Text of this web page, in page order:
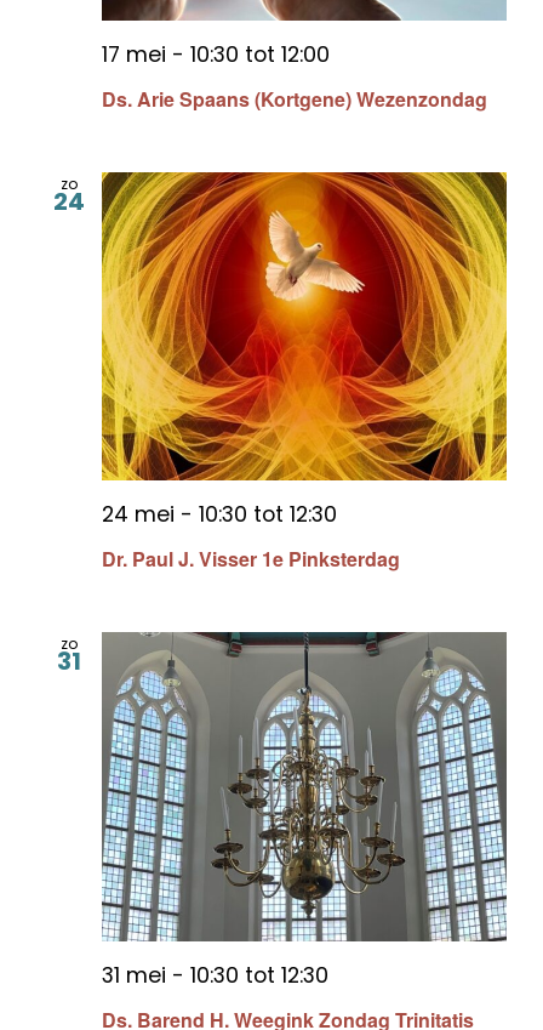
Ds. Arie Spaans (Kortgene) Wezenzondag
17 mei - 10:30 tot 12:00
zo
24
Dr. Paul J. Visser 1e Pinksterdag
24 mei - 10:30 tot 12:30
zo
31
Ds. Barend H. Weegink Zondag Trinitatis
31 mei - 10:30 tot 12:30